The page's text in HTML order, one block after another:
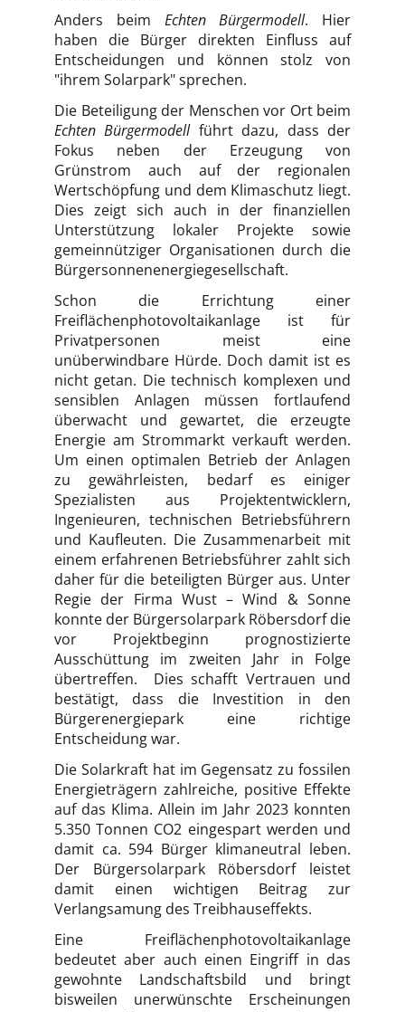
Anders beim Echten Bürgermodell. Hier
haben die Bürger direkten Einfluss auf
Entscheidungen und können stolz von
"ihrem Solarpark" sprechen.
Die Beteiligung der Menschen vor Ort beim
Echten Bürgermodellführt dazu, dass der
Fokus neben der Erzeugung von
Grünstrom auch auf der regionalen
Wertschöpfung und dem Klimaschutz liegt.
Dies zeigt sich auch in der finanziellen
Unterstützung lokaler Projekte sowie
gemeinnütziger Organisationen durch die
Bürgersonnenenergiegesellschaft.
Schon die Errichtung einer
Freiflächenphotovoltaikanlage ist für
Privatpersonen meist eine
unüberwindbare Hürde. Doch damit ist es
nicht getan. Die technisch komplexen und
sensiblen Anlagen müssen fortlaufend
überwacht und gewartet, die erzeugte
Energie am Strommarkt verkauft werden.
Um einen optimalen Betrieb der Anlagen
zu gewährleisten, bedarf es einiger
Spezialisten aus Projektentwicklern,
Ingenieuren, technischen Betriebsführern
und Kaufleuten. Die Zusammenarbeit mit
einem erfahrenen Betriebsführer zahlt sich
daher für die beteiligten Bürger aus. Unter
Regie der Firma Wust – Wind & Sonne
konnte der Bürgersolarpark Röbersdorf die
vor Projektbeginn prognostizierte
Ausschüttung im zweiten Jahr in Folge
übertreffen. Dies schafft Vertrauen und
bestätigt, dass die Investition in den
Bürgerenergiepark eine richtige
Entscheidung war.
Die Solarkraft hat im Gegensatz zu fossilen
Energieträgern zahlreiche, positive Effekte
auf das Klima. Allein im Jahr 2023 konnten
5.350 Tonnen CO2 eingespart werden und
damit ca. 594 Bürger klimaneutral leben.
Der Bürgersolarpark Röbersdorf leistet
damit einen wichtigen Beitrag zur
Verlangsamung des Treibhauseffekts.
Eine Freiflächenphotovoltaikanlage
bedeutet aber auch einen Eingriff in das
gewohnte Landschaftsbild und bringt
bisweilen unerwünschte Erscheinungen